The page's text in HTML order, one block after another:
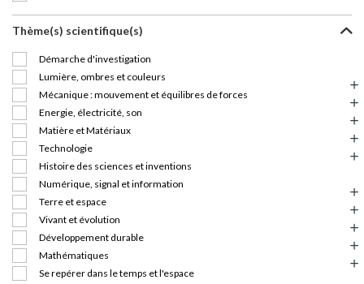
Thème(s) scientifique(s)
Démarche d'investigation
Lumière, ombres et couleurs
Mécanique : mouvement et équilibres de forces
Energie, électricité, son
Matière et Matériaux
Technologie
Histoire des sciences et inventions
Numérique, signal et information
Terre et espace
Vivant et évolution
Développement durable
Mathématiques
Se repérer dans le temps et l'espace